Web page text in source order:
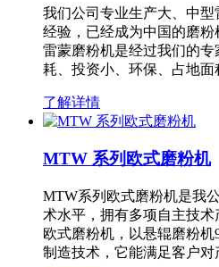
我们公司专业生产大、中
经验，已经成为中国的磨粉
雷蒙磨粉机是经过我们的
耗、投资小、环保、占地
了解详情
MTW 系列欧式磨粉机
MTW系列欧式磨粉机是我
术水平，拥有多项自主技
欧式磨粉机，以悬辊磨粉
制造技术，它能满足客户